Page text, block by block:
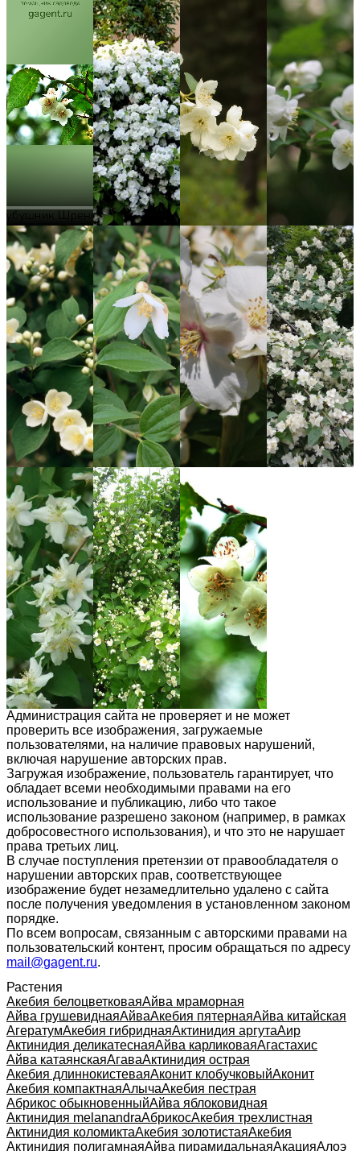
Администрация сайта не проверяет и не может
проверить все изображения, загружаемые
пользователями, на наличие правовых нарушений,
включая нарушение авторских прав.
Загружая изображение, пользователь гарантирует, что
обладает всеми необходимыми правами на его
использование и публикацию, либо что такое
использование разрешено законом (например, в рамках
добросовестного использования), и что это не нарушает
права третьих лиц.
В случае поступления претензии от правообладателя о
нарушении авторских прав, соответствующее
изображение будет незамедлительно удалено с сайта
после получения уведомления в установленном законом
порядке.
По всем вопросам, связанным с авторскими правами на
пользовательский контент, просим обращаться по адресу
mail@gagent.ru.
Растения
Акебия белоцветковаяАйва мраморная
Айва грушевиднаяАйваАкебия пятернаяАйва китайская
АгератумАкебия гибриднаяАктинидия аргутаАир
Актинидия деликатеснаяАйва карликоваяАгастахис
Айва катаянскаяАгаваАктинидия острая
Акебия длиннокистеваяАконит клобучковыйАконит
Акебия компактнаяАлычаАкебия пестрая
Абрикос обыкновенныйАйва яблоковидная
Актинидия melanandraАбрикосАкебия трехлистная
Актинидия коломиктаАкебия золотистаяАкебия
Актинидия полигамнаяАйва пирамидальнаяАкацияАлоэ